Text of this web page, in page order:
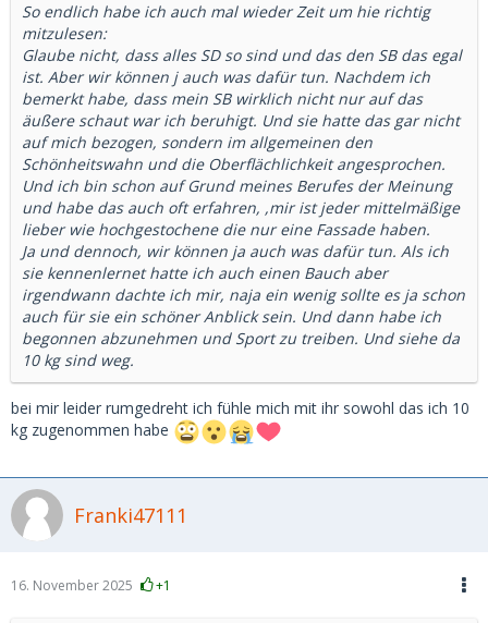
So endlich habe ich auch mal wieder Zeit um hie richtig
mitzulesen:
Glaube nicht, dass alles SD so sind und das den SB das egal
ist. Aber wir können j auch was dafür tun. Nachdem ich
bemerkt habe, dass mein SB wirklich nicht nur auf das
äußere schaut war ich beruhigt. Und sie hatte das gar nicht
auf mich bezogen, sondern im allgemeinen den
Schönheitswahn und die Oberflächlichkeit angesprochen.
Und ich bin schon auf Grund meines Berufes der Meinung
und habe das auch oft erfahren, ,mir ist jeder mittelmäßige
lieber wie hochgestochene die nur eine Fassade haben.
Ja und dennoch, wir können ja auch was dafür tun. Als ich
sie kennenlernet hatte ich auch einen Bauch aber
irgendwann dachte ich mir, naja ein wenig sollte es ja schon
auch für sie ein schöner Anblick sein. Und dann habe ich
begonnen abzunehmen und Sport zu treiben. Und siehe da
10 kg sind weg.
bei mir leider rumgedreht ich fühle mich mit ihr sowohl das ich 10
kg zugenommen habe
Franki47111
16. November 2025 +1